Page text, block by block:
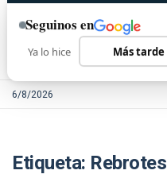
6/8/2026
Etiqueta: Rebrotes
Seguinos en
Ya lo hice Más tarde